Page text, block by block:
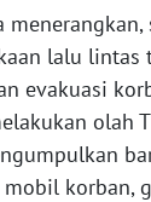
lalu lintas
evakuasi
olah
korban,